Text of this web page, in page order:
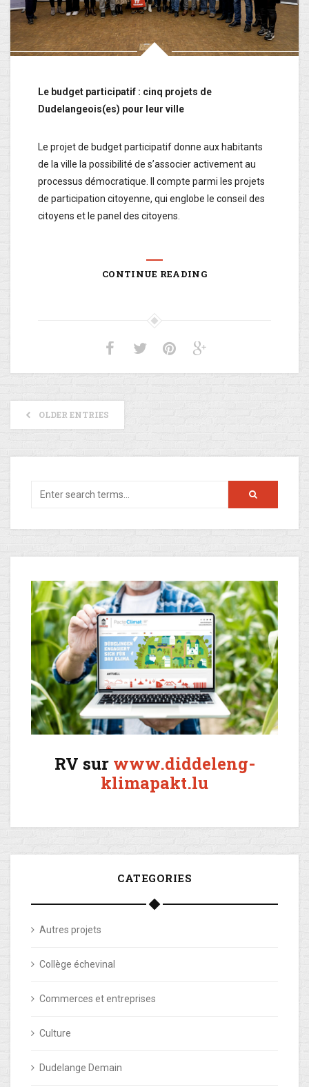
Le budget participatif : cinq projets de
Dudelangeois(es) pour leur ville
Le projet de budget participatif donne aux habitants
de la ville la possibilité de s’associer activement au
processus démocratique. Il compte parmi les projets
de participation citoyenne, qui englobe le conseil des
citoyens et le panel des citoyens.
CONTINUE READING
OLDER ENTRIES
RV sur www.diddeleng-
klimapakt.lu
CATEGORIES
Autres projets
Collège échevinal
Commerces et entreprises
Culture
Dudelange Demain